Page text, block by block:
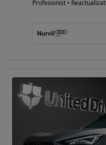
Profesionist • Reactualizat